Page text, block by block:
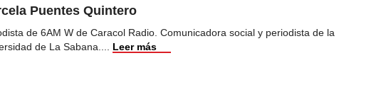
Puentes Quintero
de 6AM W de Caracol Radio. Comunicadora social y periodista de la
de La Sabana.
Leer más